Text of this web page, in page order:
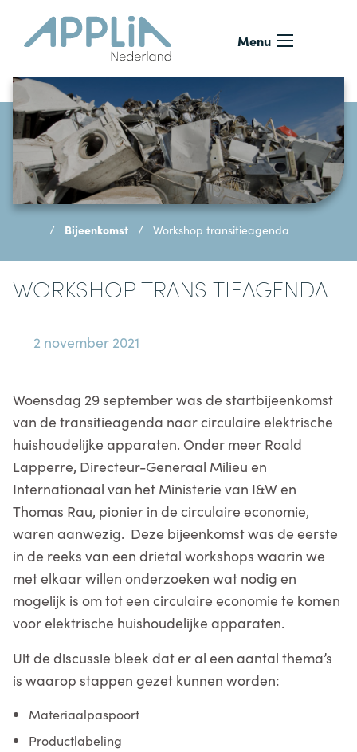
Ga naar de inhoud
Menu
Bijeenkomst Workshop transitieagenda
WORKSHOP TRANSITIEAGENDA
2 november 2021
Woensdag 29 september was de startbijeenkomst
van de transitieagenda naar circulaire elektrische
huishoudelijke apparaten. Onder meer Roald
Lapperre, Directeur-Generaal Milieu en
Internationaal van het Ministerie van I&W en
Thomas Rau, pionier in de circulaire economie,
waren aanwezig. Deze bijeenkomst was de eerste
in de reeks van een drietal workshops waarin we
met elkaar willen onderzoeken wat nodig en
mogelijk is om tot een circulaire economie te komen
voor elektrische huishoudelijke apparaten.
Uit de discussie bleek dat er al een aantal thema’s
is waarop stappen gezet kunnen worden:
Materiaalpaspoort
Productlabeling